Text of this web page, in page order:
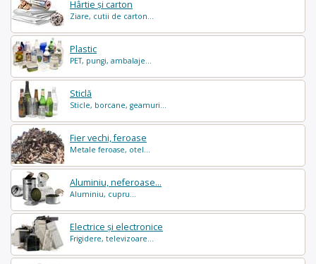
Hârtie și carton
Ziare, cutii de carton...
Plastic
PET, pungi, ambalaje...
Sticlă
Sticle, borcane, geamuri...
Fier vechi, feroase
Metale feroase, otel...
Aluminiu, neferoase...
Aluminiu, cupru...
Electrice și electronice
Frigidere, televizoare...